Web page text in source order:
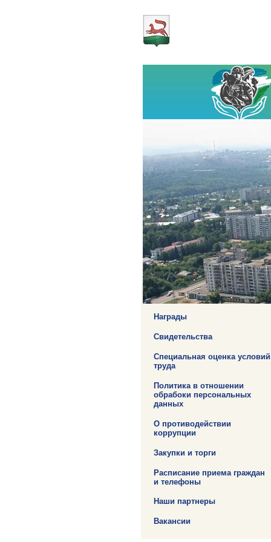
О предприятии
Награды
Свидетельства
Специальная оценка условий
труда
Политика в отношении
обрабоки персональных
данных
О противодействии
коррупции
Закупки и торги
Расписание приема граждан
и телефоны
Наши партнеры
Вакансии